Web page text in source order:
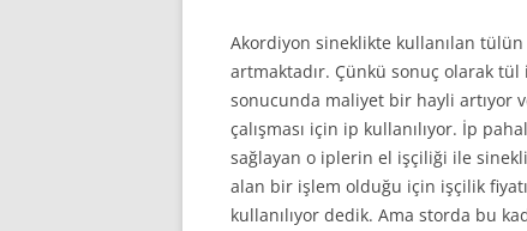
Akordiyon sineklikte kullanılan
artmaktadır. Çünkü sonuç olarak
sonucunda maliyet bir hayli artıyor
çalışması için ip kullanılıyor. İp
sağlayan o iplerin el işçiliği ile
alan bir işlem olduğu için işçilik
kullanılıyor dedik. Ama storda bu